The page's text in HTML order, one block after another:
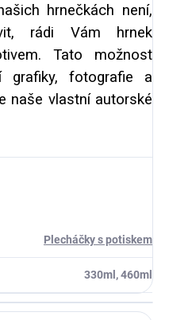
hrnečkách není,
rádi Vám hrnek
Tato možnost
grafiky, fotografie a
naše vlastní autorské
Plecháčky s potiskem
330ml, 460ml